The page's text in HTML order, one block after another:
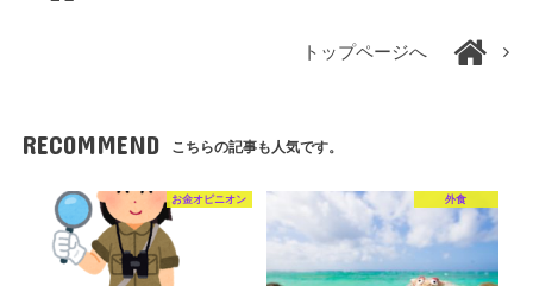
トップページへ
RECOMMEND こちらの記事も人気です。
お金オピニオン 外食